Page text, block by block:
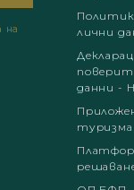
на
лични
данни -
туризма